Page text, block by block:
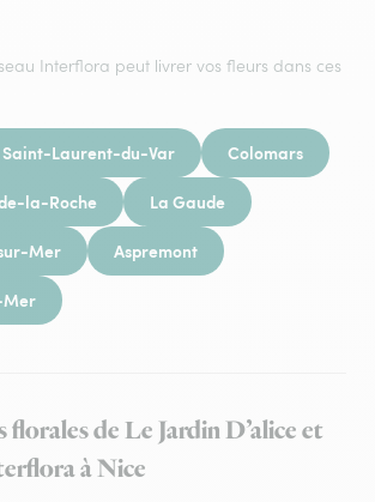
Interflora peut livrer vos fleurs dans ces
Saint-Laurent-du-Var Colomars
la-Roche La Gaude
Mer Aspremont
de Le Jardin D’alice et
à Nice